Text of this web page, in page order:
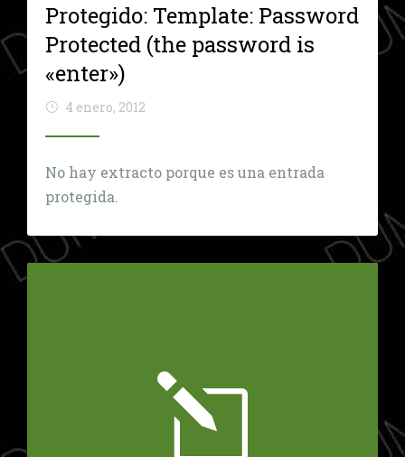
Protegido: Template: Password
Protected (the password is
«enter»)
4 enero, 2012
No hay extracto porque es una entrada
protegida.